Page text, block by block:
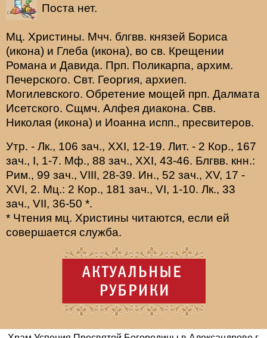
Поста нет.
Мц. Христины. Мчч. блгвв. князей Бориса
(икона) и Глеба (икона), во св. Крещении
Романа и Давида. Прп. Поликарпа, архим.
Печерского. Свт. Георгия, архиеп.
Могилевского. Обретение мощей прп. Далмата
Исетского. Сщмч. Алфея диакона. Свв.
Николая (икона) и Иоанна испп., пресвитеров.
Утр. - Лк., 106 зач., XXI, 12-19. Лит. - 2 Кор., 167
зач., I, 1-7. Мф., 88 зач., XXI, 43-46. Блгвв. кнн.:
Рим., 99 зач., VIII, 28-39. Ин., 52 зач., XV, 17 -
XVI, 2. Мц.: 2 Кор., 181 зач., VI, 1-10. Лк., 33
зач., VII, 36-50 *.
* Чтения мц. Христины читаются, если ей
совершается служба.